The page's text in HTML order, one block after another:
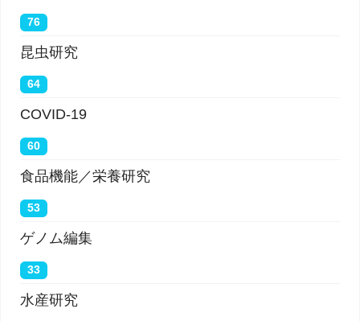
76
昆虫研究
64
COVID-19
60
食品機能／栄養研究
53
ゲノム編集
33
水産研究